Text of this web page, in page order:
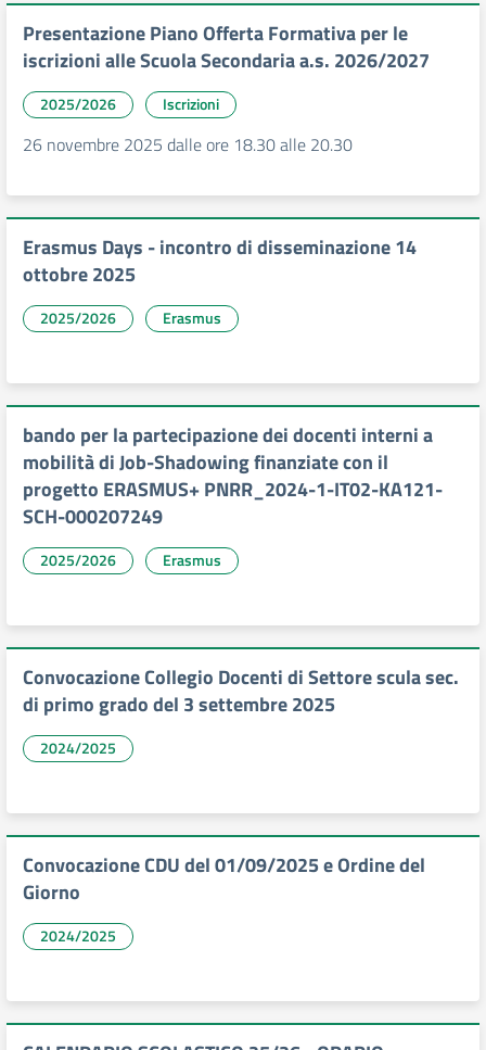
Presentazione Piano Offerta Formativa per le
iscrizioni alle Scuola Secondaria a.s. 2026/2027
2025/2026 Iscrizioni
26 novembre 2025 dalle ore 18.30 alle 20.30
Erasmus Days - incontro di disseminazione 14
ottobre 2025
2025/2026 Erasmus
bando per la partecipazione dei docenti interni a
mobilità di Job-Shadowing finanziate con il
progetto ERASMUS+ PNRR_2024-1-IT02-KA121-
SCH-000207249
2025/2026 Erasmus
Convocazione Collegio Docenti di Settore scula sec.
di primo grado del 3 settembre 2025
2024/2025
Convocazione CDU del 01/09/2025 e Ordine del
Giorno
2024/2025